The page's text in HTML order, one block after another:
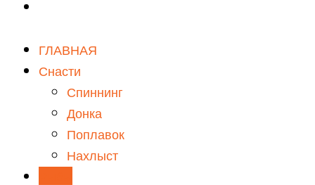
ГЛАВНАЯ
Снасти
Спиннинг
Донка
Поплавок
Нахлыст